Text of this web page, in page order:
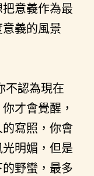
意義作為最
義的風景
不認為現在
才會覺醒，
寫照，你會
明媚，但是
野蠻，最多